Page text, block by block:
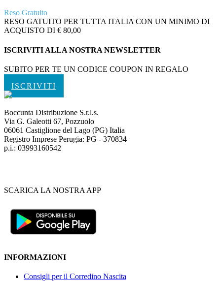
Reso Gratuito
RESO GATUITO PER TUTTA ITALIA CON UN MINIMO DI
ACQUISTO DI € 80,00
ISCRIVITI ALLA NOSTRA NEWSLETTER
SUBITO PER TE UN CODICE COUPON IN REGALO
ISCRIVITI
Boccunta Distribuzione S.r.l.s.
Via G. Galeotti 67, Pozzuolo
06061 Castiglione del Lago (PG) Italia
Registro Imprese Perugia: PG - 370834
p.i.: 03993160542
SCARICA LA NOSTRA APP
INFORMAZIONI
Consigli per il Corredino Nascita